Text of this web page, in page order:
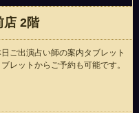
店 2階
ご出演占い師の案内タブレット
レットからご予約も可能です。